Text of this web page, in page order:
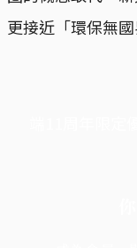
更接近「環保無